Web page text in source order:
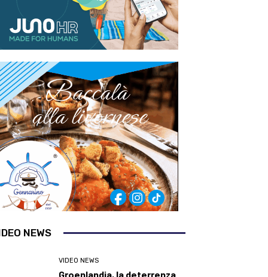
NEWS
VIDEO NEWS
Groenlandia, la deterrenza